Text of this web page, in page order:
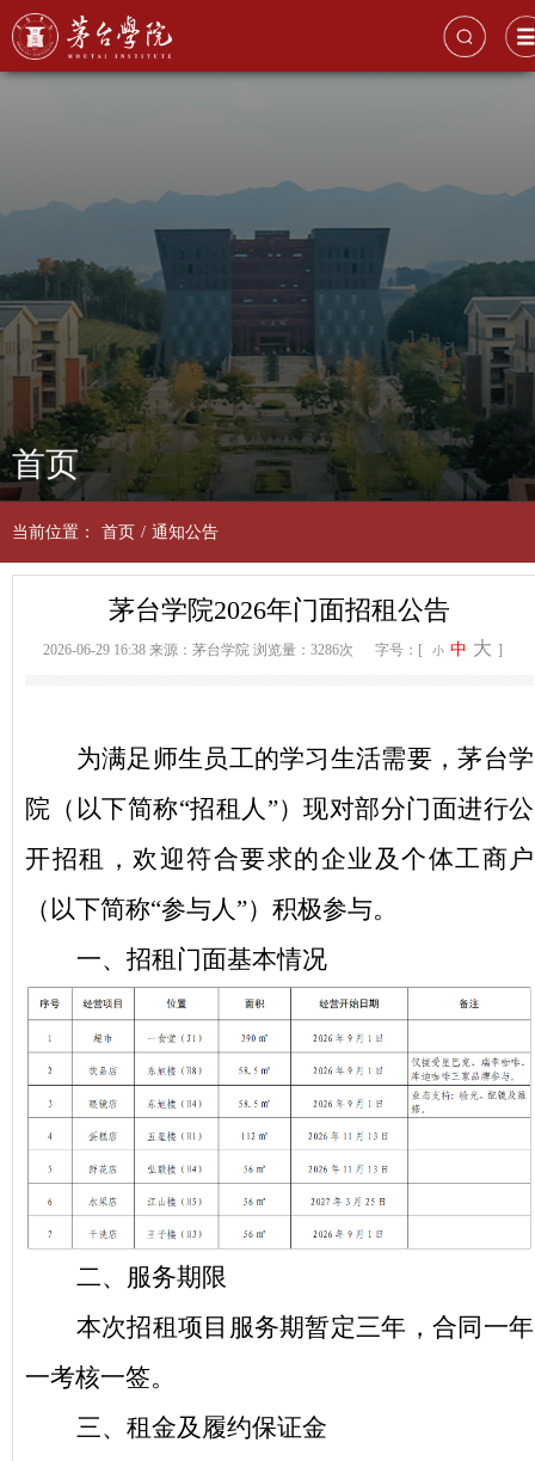
首页
当前位置： 首页 / 通知公告
茅台学院2026年门面招租公告
2026-06-29 16:38 来源：茅台学院 浏览量：3286次 字号：[ 小 中 大 ]
为满足师生员工的学习生活需要，茅台学
院（ 以下简称“招租人”）现对部分门面进行公
开招租，欢迎符合要求的企业及个体工商户
（以下简称“参与人”）积极参与。
一、 招租 门面基本情况
二、服务期限
本次招租项目服务期暂定三年 ，合同一年
一考核一签。
三、租金及 履约保证金